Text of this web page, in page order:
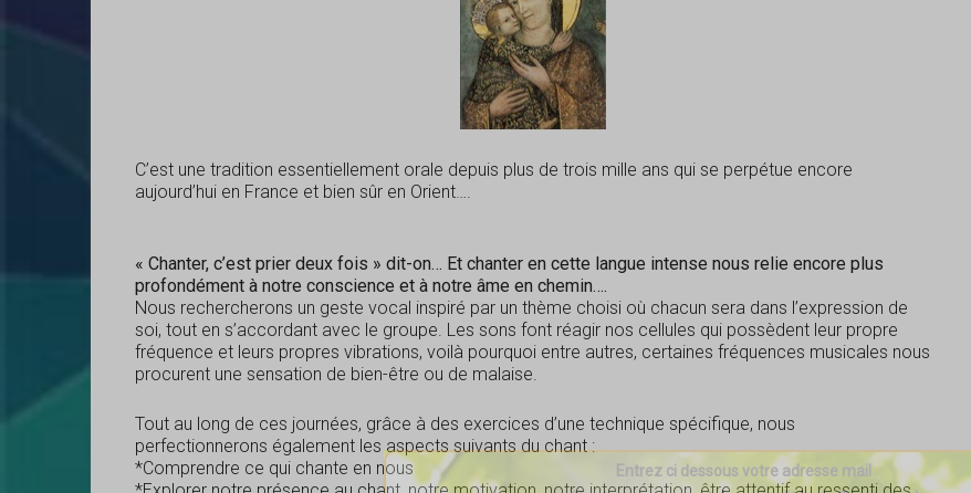
C’est une tradition essentiellement orale depuis plus de trois mille ans qui se perpétue encore
aujourd’hui en France et bien sûr en Orient….
« Chanter, c’est prier deux fois » dit-on… Et chanter en cette langue intense nous relie encore plus
profondément à notre conscience et à notre âme en chemin….
Nous rechercherons un geste vocal inspiré par un thème choisi où chacun sera dans l’expression de
soi, tout en s’accordant avec le groupe. Les sons font réagir nos cellules qui possèdent leur propre
fréquence et leurs propres vibrations, voilà pourquoi entre autres, certaines fréquences musicales nous
procurent une sensation de bien-être ou de malaise.
Tout au long de ces journées, grâce à des exercices d’une technique spécifique, nous
perfectionnerons également les aspects suivants du chant :
*Comprendre ce qui chante en nous
Entrez ci dessous votre adresse mail